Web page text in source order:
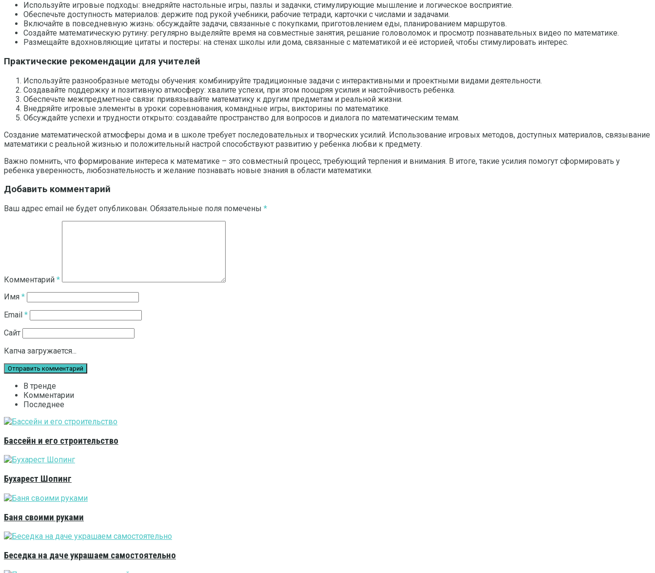
Используйте игровые подходы: внедряйте настольные игры, пазлы и задачки, стимулирующие мышление и логическое восприятие.
Обеспечьте доступность материалов: держите под рукой учебники, рабочие тетради, карточки с числами и задачами.
Включайте в повседневную жизнь: обсуждайте задачи, связанные с покупками, приготовлением еды, планированием маршрутов.
Создайте математическую рутину: регулярно выделяйте время на совместные занятия, решание головоломок и просмотр познавательных видео по математике.
Размещайте вдохновляющие цитаты и постеры: на стенах школы или дома, связанные с математикой и её историей, чтобы стимулировать интерес.
Практические рекомендации для учителей
Используйте разнообразные методы обучения: комбинируйте традиционные задачи с интерактивными и проектными видами деятельности.
Создавайте поддержку и позитивную атмосферу: хвалите успехи, при этом поощряя усилия и настойчивость ребенка.
Обеспечьте межпредметные связи: привязывайте математику к другим предметам и реальной жизни.
Внедряйте игровые элементы в уроки: соревнования, командные игры, викторины по математике.
Обсуждайте успехи и трудности открыто: создавайте пространство для вопросов и диалога по математическим темам.
Создание математической атмосферы дома и в школе требует последовательных и творческих усилий. Использование игровых методов, доступных материалов, связывание
математики с реальной жизнью и положительный настрой способствуют развитию у ребенка любви к предмету.
Важно помнить, что формирование интереса к математике – это совместный процесс, требующий терпения и внимания. В итоге, такие усилия помогут сформировать у
ребенка уверенность, любознательность и желание познавать новые знания в области математики.
Добавить комментарий
Ваш адрес email не будет опубликован. Обязательные поля помечены *
Комментарий *
Имя *
Email *
Сайт
Капча загружается...
В тренде
Комментарии
Последнее
Бассейн и его строительство
Бухарест Шопинг
Баня своими руками
Беседка на даче украшаем самостоятельно